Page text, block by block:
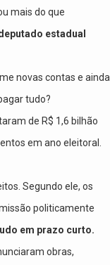
mais do que
estadual
novas contas e ainda
tudo?
de R$ 1,6 bilhão
em ano eleitoral.
Segundo ele, os
politicamente
em prazo curto.
obras,